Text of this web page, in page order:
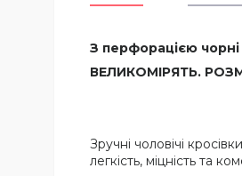
З перфорацією чорні
ВЕЛИКОМІРЯТЬ.
Зручні чоловічі
легкість, міцність та